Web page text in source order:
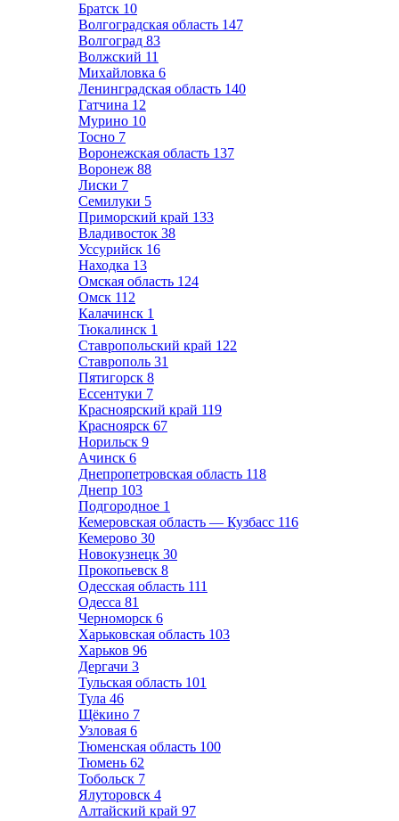
Братск 10
Волгоградская область 147
Волгоград 83
Волжский 11
Михайловка 6
Ленинградская область 140
Гатчина 12
Мурино 10
Тосно 7
Воронежская область 137
Воронеж 88
Лиски 7
Семилуки 5
Приморский край 133
Владивосток 38
Уссурийск 16
Находка 13
Омская область 124
Омск 112
Калачинск 1
Тюкалинск 1
Ставропольский край 122
Ставрополь 31
Пятигорск 8
Ессентуки 7
Красноярский край 119
Красноярск 67
Норильск 9
Ачинск 6
Днепропетровская область 118
Днепр 103
Подгородное 1
Кемеровская область — Кузбасс 116
Кемерово 30
Новокузнецк 30
Прокопьевск 8
Одесская область 111
Одесса 81
Черноморск 6
Харьковская область 103
Харьков 96
Дергачи 3
Тульская область 101
Тула 46
Щёкино 7
Узловая 6
Тюменская область 100
Тюмень 62
Тобольск 7
Ялуторовск 4
Алтайский край 97